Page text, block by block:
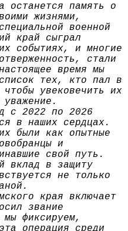
останется память о
жизнями,
военной
край сыграл
событиях, и многие
стали
время мы
тех, кто пал в
увековечить их
с 2022 по 2026
в наших сердцах.
были как опытные
и
свой путь.
вклад в защиту
не только
края включает
звание
фиксируем,
операция среди